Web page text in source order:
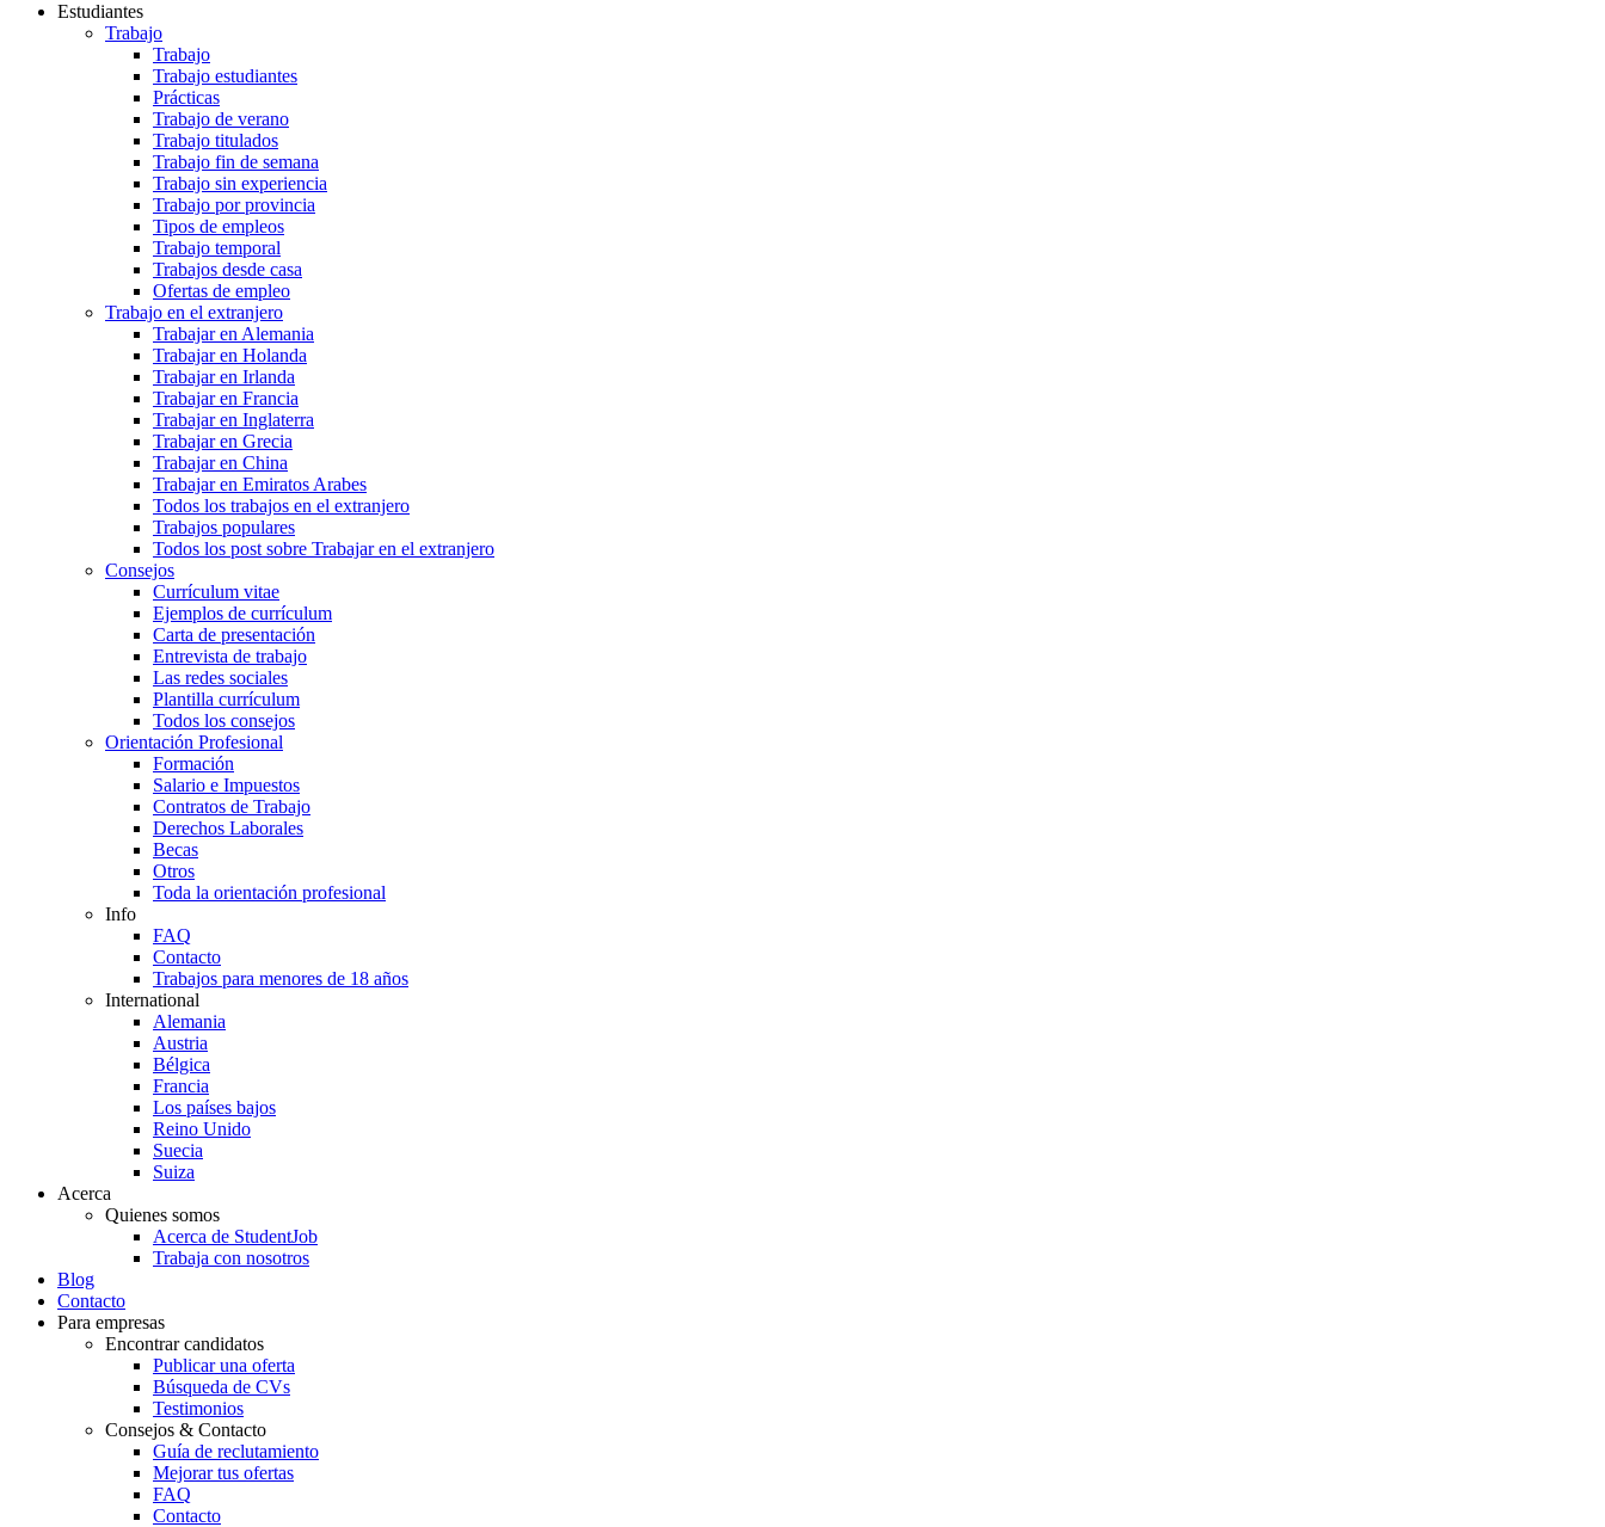
Estudiantes
Trabajo
Trabajo
Trabajo estudiantes
Prácticas
Trabajo de verano
Trabajo titulados
Trabajo fin de semana
Trabajo sin experiencia
Trabajo por provincia
Tipos de empleos
Trabajo temporal
Trabajos desde casa
Ofertas de empleo
Trabajo en el extranjero
Trabajar en Alemania
Trabajar en Holanda
Trabajar en Irlanda
Trabajar en Francia
Trabajar en Inglaterra
Trabajar en Grecia
Trabajar en China
Trabajar en Emiratos Arabes
Todos los trabajos en el extranjero
Trabajos populares
Todos los post sobre Trabajar en el extranjero
Consejos
Currículum vitae
Ejemplos de currículum
Carta de presentación
Entrevista de trabajo
Las redes sociales
Plantilla currículum
Todos los consejos
Orientación Profesional
Formación
Salario e Impuestos
Contratos de Trabajo
Derechos Laborales
Becas
Otros
Toda la orientación profesional
Info
FAQ
Contacto
Trabajos para menores de 18 años
International
Alemania
Austria
Bélgica
Francia
Los países bajos
Reino Unido
Suecia
Suiza
Acerca
Quienes somos
Acerca de StudentJob
Trabaja con nosotros
Blog
Contacto
Para empresas
Encontrar candidatos
Publicar una oferta
Búsqueda de CVs
Testimonios
Consejos & Contacto
Guía de reclutamiento
Mejorar tus ofertas
FAQ
Contacto